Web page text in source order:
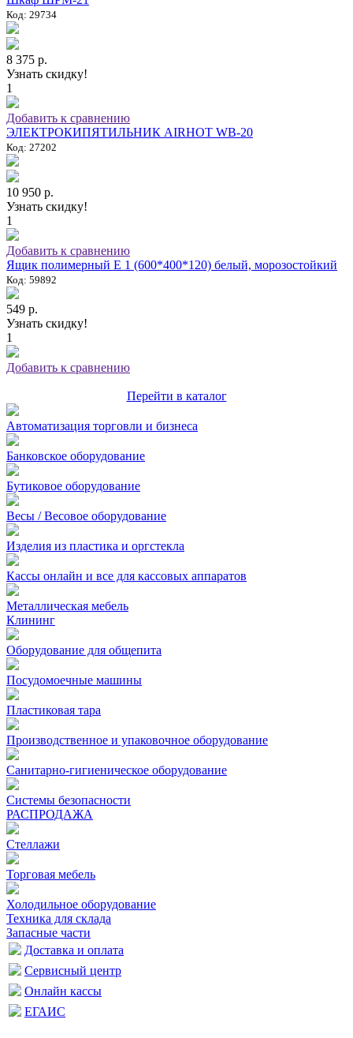
Код: 29734
8 375 р.
Узнать скидку!
1
Добавить к сравнению
ЭЛЕКТРОКИПЯТИЛЬНИК AIRHOT WB-20
Код: 27202
10 950 р.
Узнать скидку!
1
Добавить к сравнению
Ящик полимерный E 1 (600*400*120) белый, морозостойкий
Код: 59892
549 р.
Узнать скидку!
1
Добавить к сравнению
Перейти в каталог
Автоматизация торговли и бизнеса
Банковское оборудование
Бутиковое оборудование
Весы / Весовое оборудование
Изделия из пластика и оргстекла
Кассы онлайн и все для кассовых аппаратов
Металлическая мебель
Клининг
Оборудование для общепита
Посудомоечные машины
Пластиковая тара
Производственное и упаковочное оборудование
Санитарно-гигиеническое оборудование
Системы безопасности
РАСПРОДАЖА
Стеллажи
Торговая мебель
Холодильное оборудование
Техника для склада
Запасные части
Доставка и оплата
Сервисный центр
Онлайн кассы
ЕГАИС